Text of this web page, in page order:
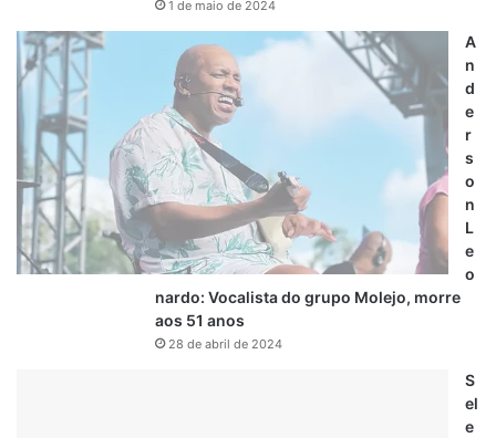
1 de maio de 2024
A
n
d
e
r
s
o
n
L
e
o
nardo: Vocalista do grupo Molejo, morre
aos 51 anos
28 de abril de 2024
S
el
e